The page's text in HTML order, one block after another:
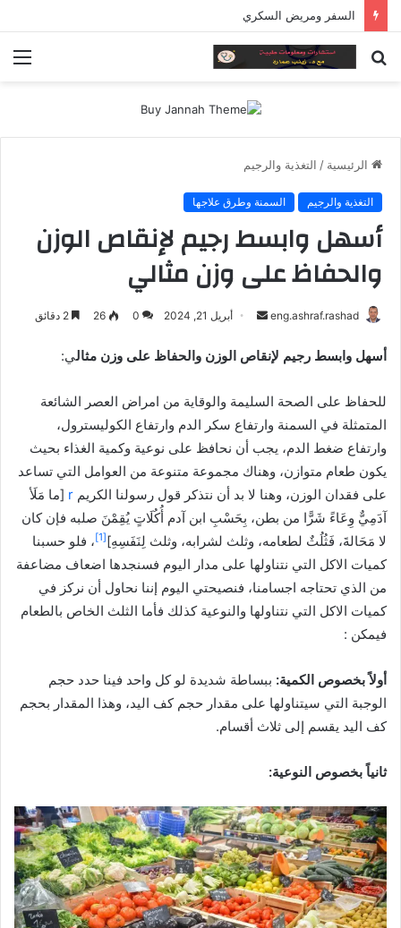
السفر ومريض السكري
الرئيسية / التغذية والرجيم
التغذية والرجيم السمنة وطرق علاجها
أسهل وابسط رجيم لإنقاص الوزن
والحفاظ على وزن مثالي
eng.ashraf.rashad
أرسل
إلكترونيا
أبريل 21, 2024 0
26
أسهل وابسط رجيم لإنقاص الوزن والحفاظ على وزن مثالي:
للحفاظ على الصحة السليمة والوقاية من امراض العصر الشائعة
المتمثلة في السمنة وارتفاع سكر الدم وارتفاع الكوليسترول،
وارتفاع ضغط الدم، يجب أن نحافظ على نوعية وكمية الغذاء بحيث
يكون طعام متوازن، وهناك مجموعة متنوعة من العوامل التي تساعد
على فقدان الوزن، وهنا لا بد أن نتذكر قول رسولنا الكريم r [ما مَلَأ
آدَمِيٌّ وِعَاءً شَرًّا من بطن، بِحَسْبِ ابن آدم أُكُلَاتٍ يُقِمْنَ صلبه فإن كان
لا مَحَالةَ، فَثُلُثٌ لطعامه، وثلث لشرابه، وثلث لِنَفَسِهِ][1]
، فلو حسبنا
كميات الاكل التي نتناولها على مدار اليوم فسنجدها اضعاف مضاعفة
من الذي تحتاجه اجسامنا، فنصيحتي اليوم إننا نحاول أن نركز في
كميات الاكل التي نتناولها والنوعية كذلك فأما الثلث الخاص بالطعام
فيمكن :
أولاً بخصوص الكمية: ببساطة شديدة لو كل واحد فينا حدد حجم
الوجبة التي سيتناولها على مقدار حجم كف اليد، وهذا المقدار بحجم
كف اليد يقسم إلى ثلاث أقسام.
ثانياً بخصوص النوعية: